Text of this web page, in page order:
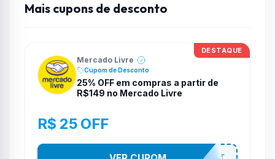
Mais cupons de desconto
DESTAQUE
Mercado Livre
Cupom de Desconto
25% OFF em compras a partir de
R$149 no Mercado Livre
R$ 25 OFF